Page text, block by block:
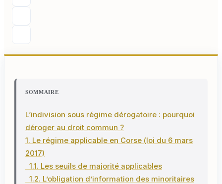
SOMMAIRE
L’indivision sous régime dérogatoire : pourquoi
déroger au droit commun ?
1. Le régime applicable en Corse (loi du 6 mars
2017)
1.1. Les seuils de majorité applicables
1.2. L’obligation d’information des minoritaires